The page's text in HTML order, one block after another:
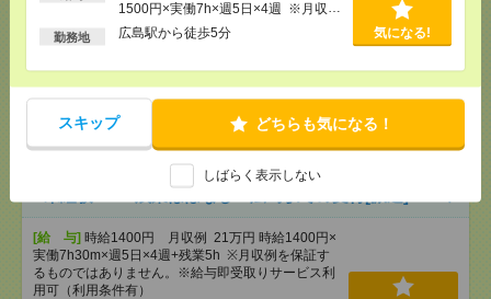
1500円×実働7h×週5日×4週 ※月収例
を保証するものではありません。※給
勤務地 広島駅から徒歩5分 気になる!
スキップ どちらも気になる！
しばらく表示しない
時給1500円 月収例 21万円 時給1500円×
実働7h×週5日×4週 ※月収例を保証するものではあ
件有）
[月収例]20～25万円
気になる！
[給 与] 時給1400円 月収例 21万円 時給1400円×
実働7h30m×週5日×4週+残業5h ※月収例を保証す
るものではありません。※給与即受取りサービス利
用可（利用条件有）